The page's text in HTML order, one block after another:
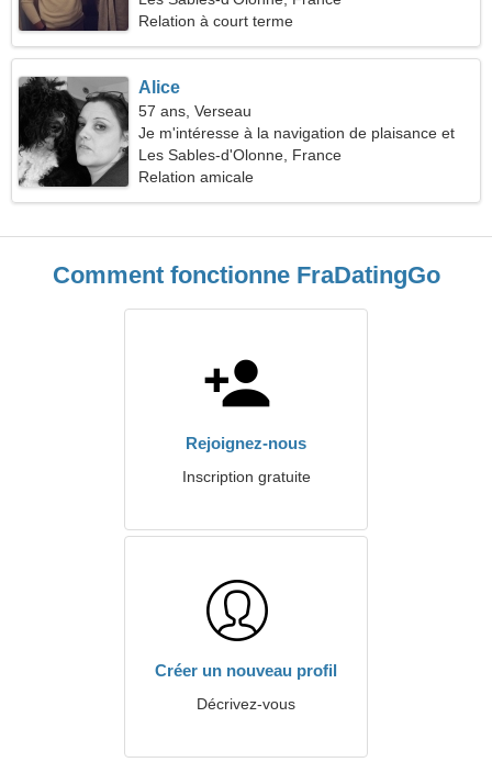
Relation à court terme
Alice
57 ans, Verseau
Je m'intéresse à la navigation de plaisance et
aux jeux vidéo
Les Sables-d'Olonne, France
Relation amicale
Comment fonctionne FraDatingGo
Rejoignez-nous
Inscription gratuite
Créer un nouveau profil
Décrivez-vous